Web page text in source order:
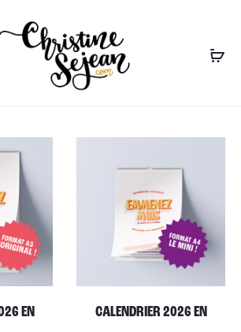
EN
CALENDRIER 2026 EN